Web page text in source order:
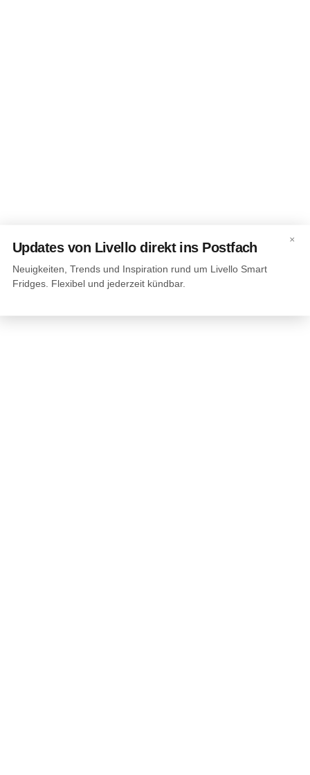
×
Updates von Livello direkt ins Postfach
Neuigkeiten, Trends und Inspiration rund um Livello Smart
Fridges. Flexibel und jederzeit kündbar.